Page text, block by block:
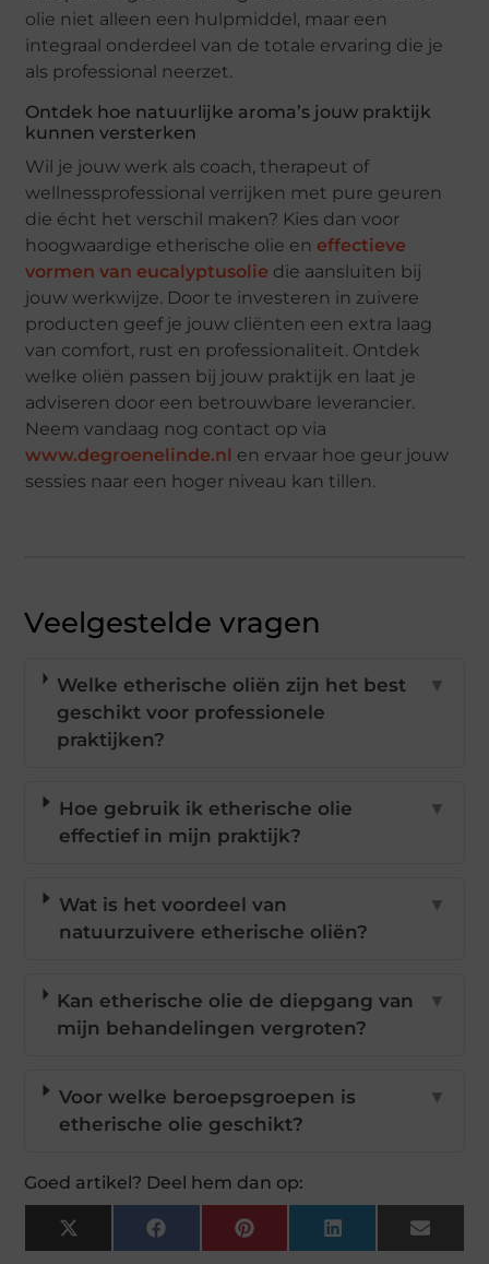
olie niet alleen een hulpmiddel, maar een
integraal onderdeel van de totale ervaring die je
als professional neerzet.
Ontdek hoe natuurlijke aroma’s jouw praktijk
kunnen versterken
Wil je jouw werk als coach, therapeut of
wellnessprofessional verrijken met pure geuren
die écht het verschil maken? Kies dan voor
hoogwaardige etherische olie en effectieve
vormen van eucalyptusolie die aansluiten bij
jouw werkwijze. Door te investeren in zuivere
producten geef je jouw cliënten een extra laag
van comfort, rust en professionaliteit. Ontdek
welke oliën passen bij jouw praktijk en laat je
adviseren door een betrouwbare leverancier.
Neem vandaag nog contact op via
www.degroenelinde.nl en ervaar hoe geur jouw
sessies naar een hoger niveau kan tillen.
Veelgestelde vragen
Welke etherische oliën zijn het best
geschikt voor professionele
praktijken?
▼
Hoe gebruik ik etherische olie
effectief in mijn praktijk?
▼
Wat is het voordeel van
natuurzuivere etherische oliën?
▼
Kan etherische olie de diepgang van
mijn behandelingen vergroten?
▼
Voor welke beroepsgroepen is
etherische olie geschikt?
▼
Goed artikel? Deel hem dan op:
X
(Twitter)
FacebookPinterestLinkedInEmail